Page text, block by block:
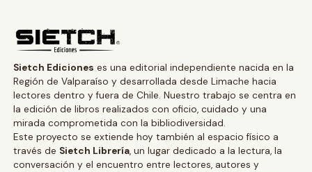
Sietch Ediciones es una editorial independiente nacida en la
Región de Valparaíso y desarrollada desde Limache hacia
lectores dentro y fuera de Chile. Nuestro trabajo se centra en
la edición de libros realizados con oficio, cuidado y una
mirada comprometida con la bibliodiversidad.
Este proyecto se extiende hoy también al espacio físico a
través de Sietch Librería, un lugar dedicado a la lectura, la
conversación y el encuentro entre lectores, autores y